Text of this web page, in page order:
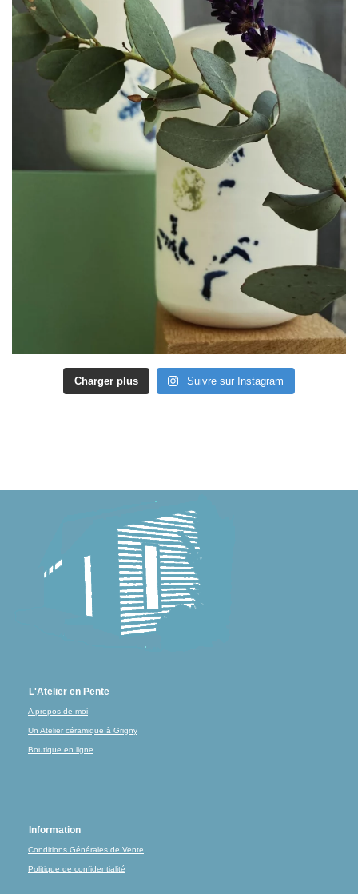
Charger plus Suivre sur Instagram
L'Atelier en Pente
A propos de moi
Un Atelier céramique à Grigny
Boutique en ligne
Information
Conditions Générales de Vente
Politique de confidentialité